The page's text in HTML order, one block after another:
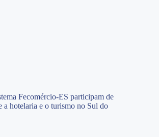
Fecomércio-ES participam de
a hotelaria e o turismo no Sul do